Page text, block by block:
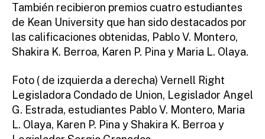
También recibieron premios cuatro estudiantes
de Kean University que han sido destacados por
las calificaciones obtenidas, Pablo V. Montero,
Shakira K. Berroa, Karen P. Pina y Maria L. Olaya.
Foto ( de izquierda a derecha) Vernell Right
Legisladora Condado de Union, Legislador Angel
G. Estrada, estudiantes Pablo V. Montero, Maria
L. Olaya, Karen P. Pina y Shakira K. Berroa y